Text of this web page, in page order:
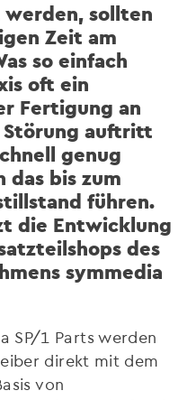
werden, sollten
Zeit am
so einfach
oft ein
Fertigung an
Störung auftritt
genug
das bis zum
führen.
die Entwicklung
des
symmedia
SP/1 Parts werden
direkt mit dem
von